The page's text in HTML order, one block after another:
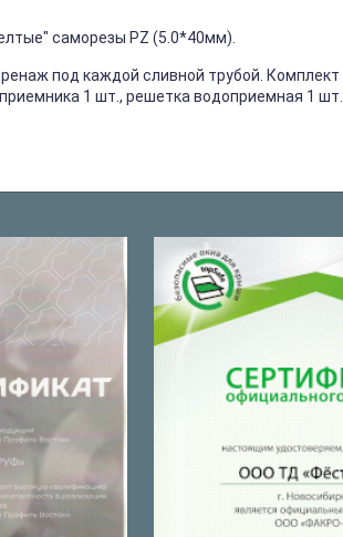
саморезы PZ (5.0*40мм).
под каждой сливной трубой. Комплект
1 шт., решетка водоприемная 1 шт.